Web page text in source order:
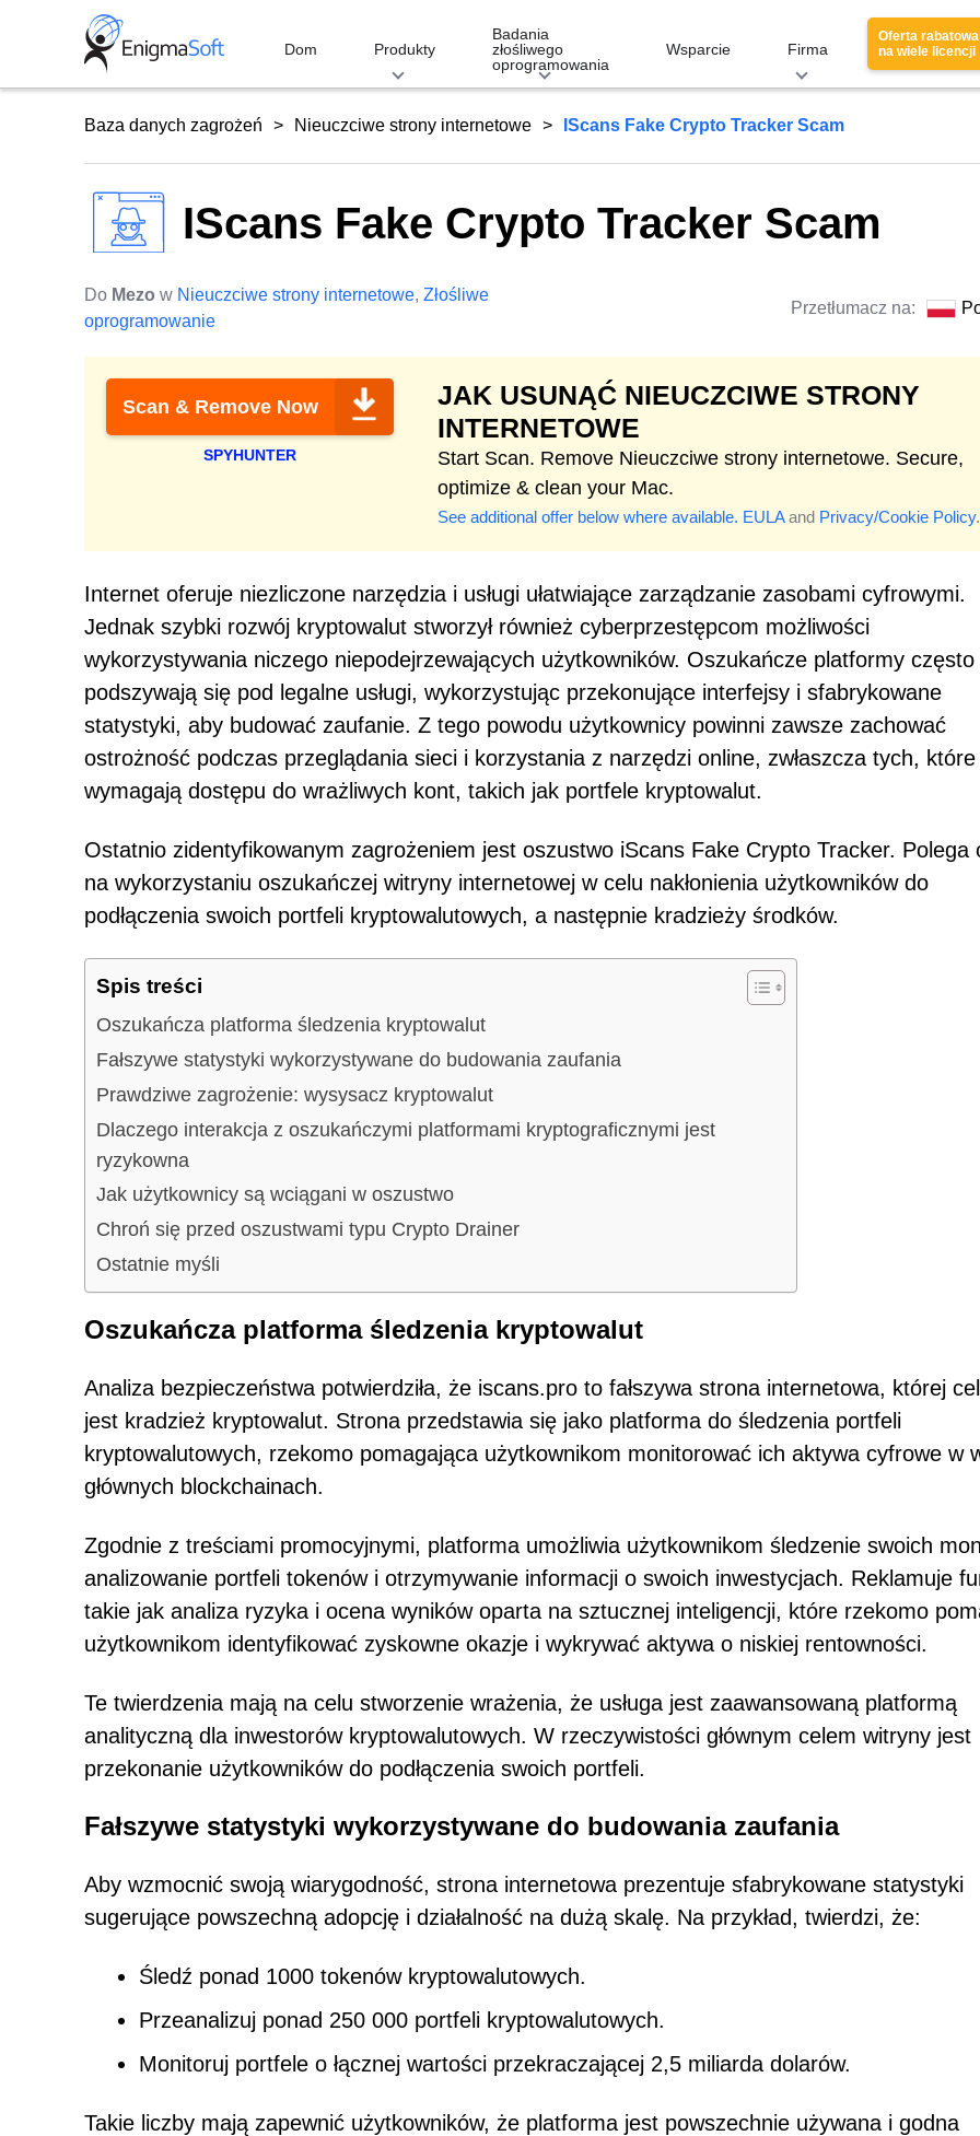
Dom Produkty
Badania
złośliwego
oprogramowania
Wsparcie Firma
Oferta rabatowa
na wiele licencji
Baza danych zagrożeń Nieuczciwe strony internetowe IScans Fake Crypto Tracker Scam
IScans Fake Crypto Tracker Scam
Do Mezo w Nieuczciwe strony internetowe, Złośliwe
oprogramowanie
Przetłumacz na:
Scan & Remove Now
SPYHUNTER
JAK USUNĄĆ NIEUCZCIWE STRONY
INTERNETOWE
Start Scan. Remove Nieuczciwe strony internetowe. Secure,
optimize & clean your Mac.
See additional offer below where available. EULAand Privacy/Cookie Policy.
Internet oferuje niezliczone narzędzia i usługi ułatwiające zarządzanie zasobami cyfrowymi.
Jednak szybki rozwój kryptowalut stworzył również cyberprzestępcom możliwości
wykorzystywania niczego niepodejrzewających użytkowników. Oszukańcze platformy często
podszywają się pod legalne usługi, wykorzystując przekonujące interfejsy i sfabrykowane
statystyki, aby budować zaufanie. Z tego powodu użytkownicy powinni zawsze zachować
ostrożność podczas przeglądania sieci i korzystania z narzędzi online, zwłaszcza tych, które
wymagają dostępu do wrażliwych kont, takich jak portfele kryptowalut.
Ostatnio zidentyfikowanym zagrożeniem jest oszustwo iScans Fake Crypto Tracker. Polega
na wykorzystaniu oszukańczej witryny internetowej w celu nakłonienia użytkowników do
podłączenia swoich portfeli kryptowalutowych, a następnie kradzieży środków.
Spis treści
Oszukańcza platforma śledzenia kryptowalut
Fałszywe statystyki wykorzystywane do budowania zaufania
Prawdziwe zagrożenie: wysysacz kryptowalut
Dlaczego interakcja z oszukańczymi platformami kryptograficznymi jest
ryzykowna
Jak użytkownicy są wciągani w oszustwo
Chroń się przed oszustwami typu Crypto Drainer
Ostatnie myśli
Oszukańcza platforma śledzenia kryptowalut
Analiza bezpieczeństwa potwierdziła, że iscans.pro to fałszywa strona internetowa, której
jest kradzież kryptowalut. Strona przedstawia się jako platforma do śledzenia portfeli
kryptowalutowych, rzekomo pomagająca użytkownikom monitorować ich aktywa cyfrowe w
głównych blockchainach.
Zgodnie z treściami promocyjnymi, platforma umożliwia użytkownikom śledzenie swoich
analizowanie portfeli tokenów i otrzymywanie informacji o swoich inwestycjach. Reklamuje
takie jak analiza ryzyka i ocena wyników oparta na sztucznej inteligencji, które rzekomo
użytkownikom identyfikować zyskowne okazje i wykrywać aktywa o niskiej rentowności.
Te twierdzenia mają na celu stworzenie wrażenia, że usługa jest zaawansowaną platformą
analityczną dla inwestorów kryptowalutowych. W rzeczywistości głównym celem witryny jest
przekonanie użytkowników do podłączenia swoich portfeli.
Fałszywe statystyki wykorzystywane do budowania zaufania
Aby wzmocnić swoją wiarygodność, strona internetowa prezentuje sfabrykowane statystyki
sugerujące powszechną adopcję i działalność na dużą skalę. Na przykład, twierdzi, że:
Śledź ponad 1000 tokenów kryptowalutowych.
Przeanalizuj ponad 250 000 portfeli kryptowalutowych.
Monitoruj portfele o łącznej wartości przekraczającej 2,5 miliarda dolarów.
Takie liczby mają zapewnić użytkowników, że platforma jest powszechnie używana i godna